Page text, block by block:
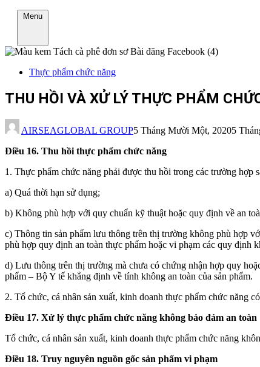
Menu
Thực phẩm chức năng
THU HỒI VÀ XỬ LÝ THỰC PHẨM
AIRSEAGLOBAL GROUP5 Tháng Mười Một, 20205
Điều 16. Thu hồi thực phẩm chức năng
1. Thực phẩm chức năng phải được thu hồi trong các trường hợp
a) Quá thời hạn sử dụng;
b) Không phù hợp với quy chuẩn kỹ thuật hoặc quy định về an
c) Thông tin sản phẩm lưu thông trên thị trường không phù hợp
phù hợp quy định an toàn thực phẩm hoặc vi phạm các quy định
d) Lưu thông trên thị trường mà chưa có chứng nhận hợp quy
phẩm – Bộ Y tế khẳng định về tính không an toàn của sản phẩm.
2. Tổ chức, cá nhân sản xuất, kinh doanh thực phẩm chức năng
Điều 17. Xử lý thực phẩm chức năng không bảo đảm an toàn
Tổ chức, cá nhân sản xuất, kinh doanh thực phẩm chức năng
Điều 18. Truy nguyên nguồn gốc sản phẩm vi phạm